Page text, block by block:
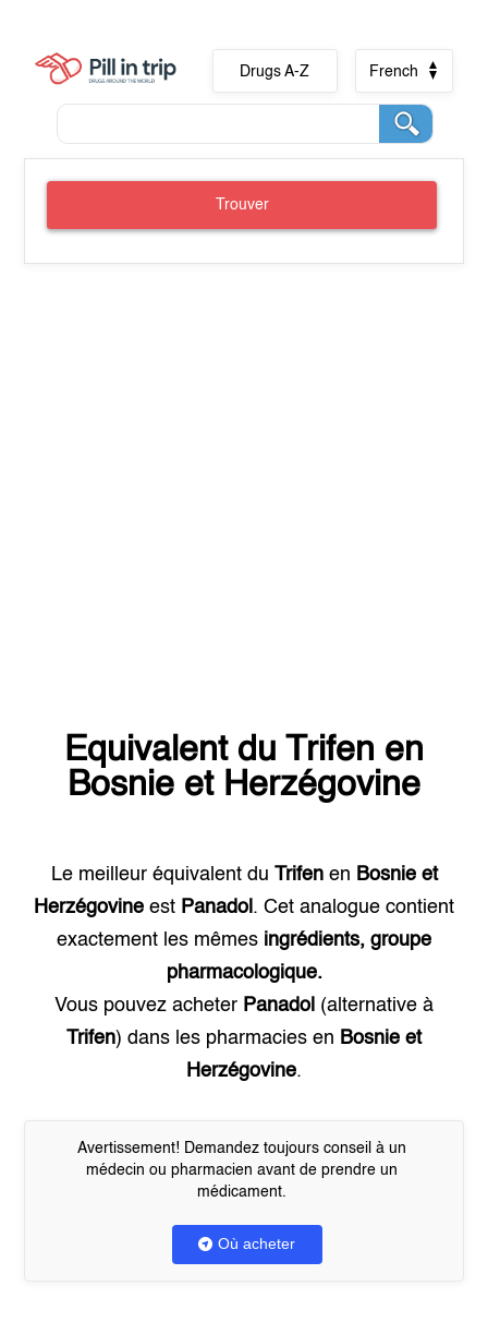
Drugs A-Z French
Trouver
Equivalent du Trifen en
Bosnie et Herzégovine
Le meilleur équivalent du Trifenen Bosnie et
Herzégovine est Panadol . Cet analogue contient
exactement les mêmes ingrédients, groupe
pharmacologique.
Vous pouvez acheter Panadol (alternative à
Trifen) dans les pharmacies en Bosnie et
Herzégovine.
Avertissement! Demandez toujours conseil à un
médecin ou pharmacien avant de prendre un
médicament.
Où acheter